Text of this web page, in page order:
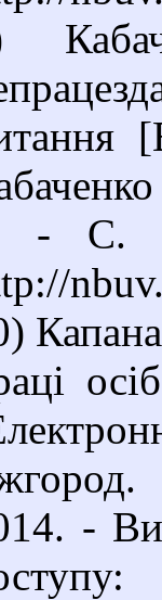
- С.
-